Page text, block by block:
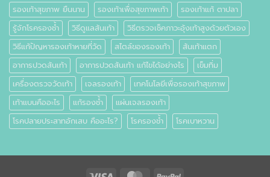
รองเท้าสุขภาพ ยืนนาน
รองเท้าเพื่อสุขภาพเท้า
รองเท้าแก้ ตาปลา
รู้จักโรครองช้ำ
วิธีดูแลส้นเท้า
วิธีตรวจเช็คภาวะอุ้งเท้าสูงด้วยตัวเอง
วิธีแก้ปัญหารองเท้าหายที่วัด
สไตล์ของรองเท้า
ส้นเท้าแตก
อาการปวดส้นเท้า
อาการปวดส้นเท้า แก้ไขได้อย่างไร
เข็มทิ่ม
เครื่องตรวจวัดเท้า
เจลรองเท้า
เทคโนโลยีเพื่อรองเท้าสุขภาพ
เท้าแบนคืออะไร
แก้รองช้ำ
แผ่นเจลรองเท้า
โรคปลายประสาทอักเสบ คืออะไร?
โรครองช้ำ โรคเบาหวาน